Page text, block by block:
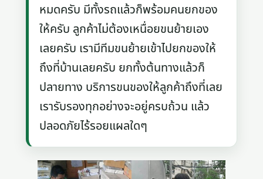
หมดครับ มีทั้งรถแล้วก็พร้อมคนยกของ
ให้ครับ ลูกค้าไม่ต้องเหนื่อยขนย้ายเอง
เลยครับ เรามีทีมขนย้ายเข้าไปยกของให้
ถึงที่บ้านเลยครับ ยกทั้งต้นทางแล้วก็
ปลายทาง บริการขนของให้ลูกค้าถึงที่เลย
เรารับรองทุกอย่างจะอยู่ครบถ้วน แล้ว
ปลอดภัยไร้รอยแผลใดๆ